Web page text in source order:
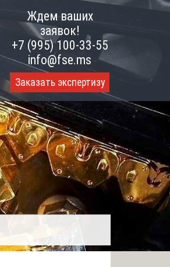
Ждем ваших
заявок!
+7 (995) 100-33-55
info@fse.ms
Заказать экспертизу